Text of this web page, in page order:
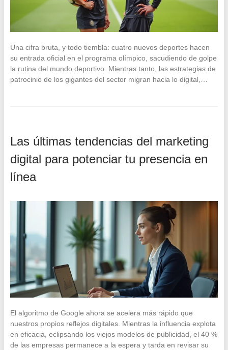
Una cifra bruta, y todo tiembla: cuatro nuevos deportes hacen
su entrada oficial en el programa olímpico, sacudiendo de golpe
la rutina del mundo deportivo. Mientras tanto, las estrategias de
patrocinio de los gigantes del sector migran hacia lo digital,…
Las últimas tendencias del marketing
digital para potenciar tu presencia en
línea
El algoritmo de Google ahora se acelera más rápido que
nuestros propios reflejos digitales. Mientras la influencia explota
en eficacia, eclipsando los viejos modelos de publicidad, el 40 %
de las empresas permanece a la espera y tarda en revisar su